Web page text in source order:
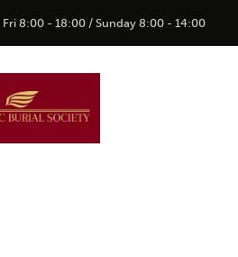
Fri 8:00 - 18:00 / Sunday 8:00 - 14:00